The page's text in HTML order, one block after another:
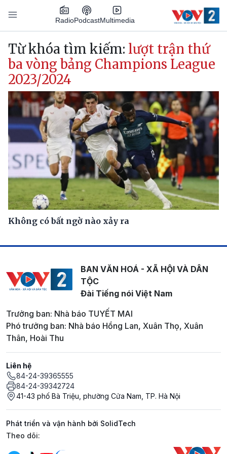
Nhảy đến nội dung
RadioPodcastMultimedia
Main navigation
Từ khóa tìm kiếm: lượt trận thứ
ba vòng bảng Champions League
2023/2024
Không có bất ngờ nào xảy ra
BAN VĂN HOÁ - XÃ HỘI VÀ DÂN
TỘC
Đài Tiếng nói Việt Nam
Trưởng ban: Nhà báo TUYẾT MAI
Phó trưởng ban: Nhà báo Hồng Lan, Xuân Thọ, Xuân
Thân, Hoài Thu
Liên hệ
84-24-39365555
84-24-39342724
41-43 phố Bà Triệu, phường Cửa Nam, TP. Hà Nội
Phát triển và vận hành bởi SolidTech
Mạng xã hội
Theo dõi: